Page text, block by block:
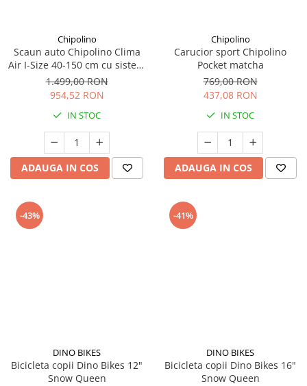
Insecte si paianjeni
Lumea preistorica
Ocean si gheata
Viata la ferma
Bancuri de lucru cu unelte
Constructii, cuburi, forme si culori
Corturi de joaca
Jucarii de rol
Chipolino
Scaun auto Chipolino Clima
Air I-Size 40-150 cm cu sistem
Isofix si sezut rotativ
anthracite
1.499,00 RON
954,52 RON
IN STOC
ADAUGA IN COS
Chipolino
Carucior sport Chipolino
Pocket matcha
769,00 RON
437,08 RON
IN STOC
ADAUGA IN COS
-43%
DINO BIKES
Bicicleta copii Dino Bikes 12"
Snow Queen
-41%
DINO BIKES
Bicicleta copii Dino Bikes 16"
Snow Queen